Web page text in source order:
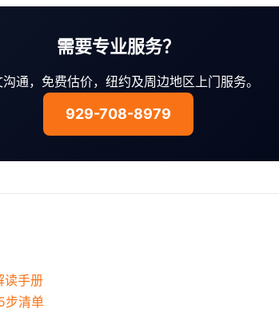
需要专业服务？
沟通，免费估价，纽约及周边地区上门服务。
929-708-8979
读手册
步清单